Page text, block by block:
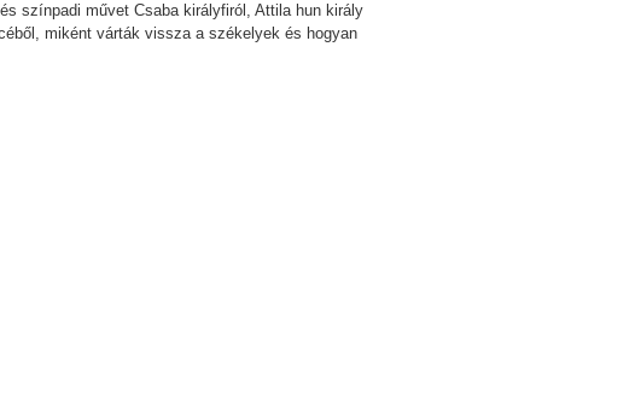
színpadi művet Csaba királyfiról, Attila hun király
miként várták vissza a székelyek és hogyan